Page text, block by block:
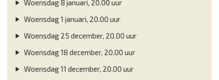
Woensdag 8 januari, 20.00 uur
Woensdag 1 januari, 20.00 uur
Woensdag 25 december, 20.00 uur
Woensdag 18 december, 20.00 uur
Woensdag 11 december, 20.00 uur